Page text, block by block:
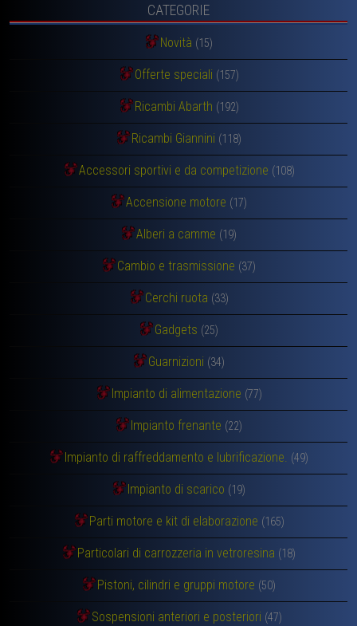
CATEGORIE
Novità (15)
Offerte speciali (157)
Ricambi Abarth (192)
Ricambi Giannini (118)
Accessori sportivi e da competizione (108)
Accensione motore (17)
Alberi a camme (19)
Cambio e trasmissione (37)
Cerchi ruota (33)
Gadgets (25)
Guarnizioni (34)
Impianto di alimentazione (77)
Impianto frenante (22)
Impianto di raffreddamento e lubrificazione. (49)
Impianto di scarico (19)
Parti motore e kit di elaborazione (165)
Particolari di carrozzeria in vetroresina (18)
Pistoni, cilindri e gruppi motore (50)
Sospensioni anteriori e posteriori (47)